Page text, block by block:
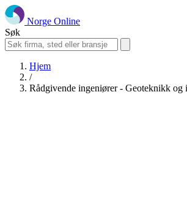
Norge Online
Søk
Hjem
/
Rådgivende ingeniører - Geoteknikk og